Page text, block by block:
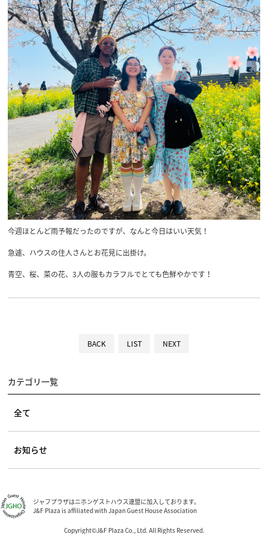
今週ほとんど雨予報だったのですが、なんと今日はいい天気！
急遽、ハウスの住人さんとお花見に出掛け。
青空、桜、菜の花、3人の服もカラフルでとても色鮮やかです！
BACK LIST NEXT
カテゴリ一覧
全て
お知らせ
ジャフプラザはニホンゲストハウス連盟に加入しております。
J&F Plaza is affiliated with Japan Guest House Association
Copyright©J&F Plaza Co., Ltd. All Rights Reserved.